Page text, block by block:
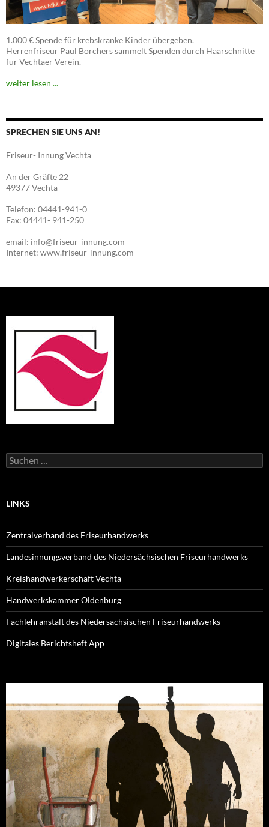
1.000 € Spende für krebskranke Kinder übergeben.
Herrenfriseur Paul Borchers sammelt Spenden durch Haarschnitte
für Vechtaer Verein.
weiter lesen ...
SPRECHEN SIE UNS AN!
Friseur- Innung Vechta
An der Gräfte 22
49377 Vechta
Telefon: 04441-941-0
Fax: 04441- 941-250
email: info@friseur-innung.com
Internet: www.friseur-innung.com
Suchen
nach:
LINKS
Zentralverband des Friseurhandwerks
Landesinnungsverband des Niedersächsischen Friseurhandwerks
Kreishandwerkerschaft Vechta
Handwerkskammer Oldenburg
Fachlehranstalt des Niedersächsischen Friseurhandwerks
Digitales Berichtsheft App